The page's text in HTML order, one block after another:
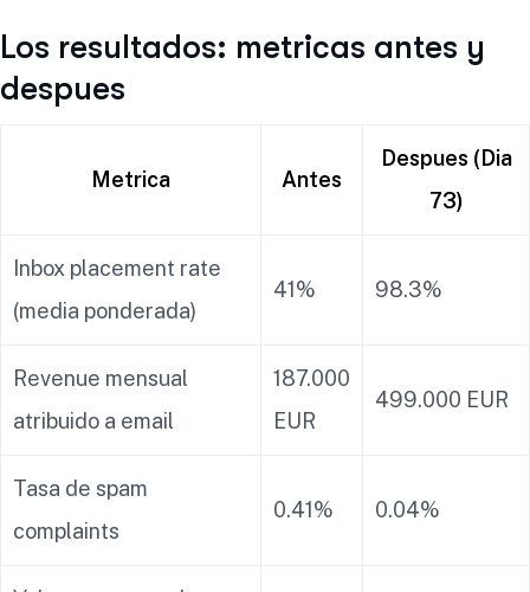
Los resultados: metricas antes y
despues
Metrica Antes
Despues (Dia
73)
Inbox placement rate
(media ponderada)
41% 98.3%
Revenue mensual
atribuido a email
187.000
EUR
499.000 EUR
Tasa de spam
complaints
0.41% 0.04%